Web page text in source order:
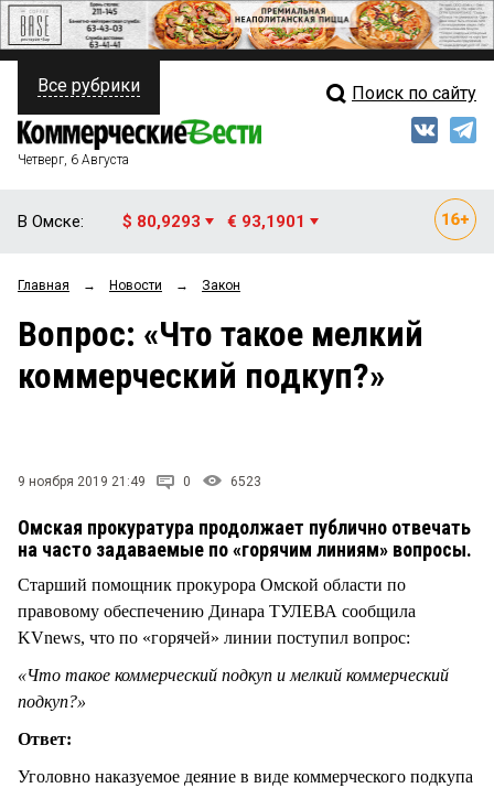
ПОЛИТИКА
ФИНАНСЫ
ОБЩЕСТВО
ЗАКОН
НОВОСТИ КОМПАНИЙ
СТИЛЬ ЖИЗНИ
Свежий выпуск
Рейтинги
Блоги
Все рубрики Поиск по сайту
Четверг, 6 Августа
В Омске: $ 80,9293 € 93,1901
Главная → Новости → Закон
Вопрос: «Что такое мелкий
коммерческий подкуп?»
9 ноября 2019 21:49 0 6523
Омская прокуратура продолжает публично отвечать
на часто задаваемые по «горячим линиям» вопросы.
Старший помощник прокурора Омской области по
правовому обеспечению Динара ТУЛЕВА сообщила
KVnews, что по «горячей» линии поступил вопрос:
«Что такое коммерческий подкуп и мелкий коммерческий
подкуп?»
Ответ:
Уголовно наказуемое деяние в виде коммерческого подкупа